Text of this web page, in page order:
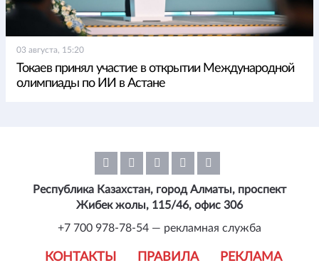
03 августа, 15:20
Токаев принял участие в открытии Международной
олимпиады по ИИ в Астане
КОНТАКТЫ ПРАВИЛА РЕКЛАМА
Республика Казахстан, город Алматы, проспект
Жибек жолы, 115/46, офис 306
+7 700 978-78-54 — рекламная служба